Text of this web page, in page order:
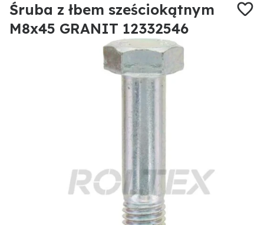
Śruba z łbem sześciokątnym
M8x45 GRANIT 12332546